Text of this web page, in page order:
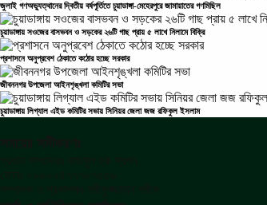
জুলাই গণঅভ্যুত্থানের দ্বিতীয় বর্ষপূর্তিতে চুয়াডাঙ্গা-মেহেরপুরে জামায়াতের গণমিছিল
চুয়াডাঙ্গায় সওজের বাসভবন ও সড়কের ২৬টি গাছ প্রায় ৫ লাখে নিলামে বিক্রি
প্রশাসনে অনুপ্রবেশ ঠেকাতে কঠোর হচ্ছে সরকার
জীবননগর উপজেলা আইনশৃঙ্খলা কমিটির সভা
চুয়াডাঙ্গায় লিগ্যাল এইড কমিটির সভায় সিনিয়র জেলা জজ রফিকুল ইসলাম